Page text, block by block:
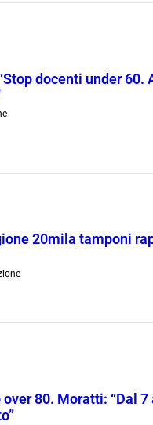
docenti under
20mila tamponi
over 80. Moratti: “Dal